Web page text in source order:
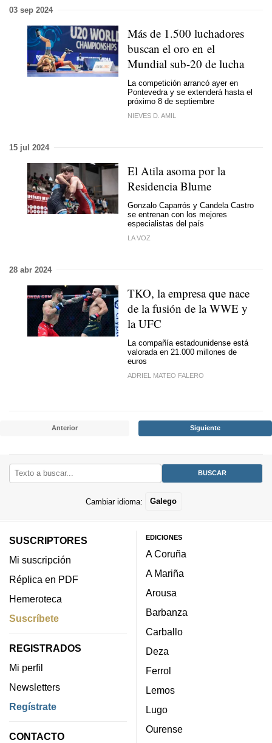
03 sep 2024
Más de 1.500 luchadores
buscan el oro en el
Mundial sub-20 de lucha
La competición arrancó ayer en
Pontevedra y se extenderá hasta el
próximo 8 de septiembre
NIEVES D. AMIL
15 jul 2024
El Atila asoma por la
Residencia Blume
Gonzalo Caparrós y Candela Castro
se entrenan con los mejores
especialistas del país
LA VOZ
28 abr 2024
TKO, la empresa que nace
de la fusión de la WWE y
la UFC
La compañía estadounidense está
valorada en 21.000 millones de
euros
ADRIEL MATEO FALERO
Anterior Siguiente
Cambiar idioma: Galego
SUSCRIPTORES
Mi suscripción
Réplica en PDF
Hemeroteca
Suscríbete
REGISTRADOS
Mi perfil
Newsletters
Regístrate
CONTACTO
EDICIONES
A Coruña
A Mariña
Arousa
Barbanza
Carballo
Deza
Ferrol
Lemos
Lugo
Ourense